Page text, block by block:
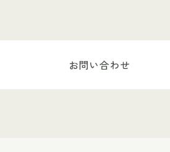
お問い合わせ